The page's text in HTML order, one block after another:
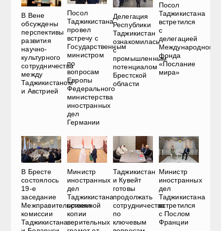
В Вене
обсуждены
перспективы
развития
научно-
культурного
сотрудничества
между
Таджикистаном
и Австрией
Посол
Таджикистана
провел
встречу с
Государственным
министром
по
вопросам
Европы
Федерального
министерства
иностранных
дел
Германии
Делегация
Республики
Таджикистан
ознакомилась
с
промышленным
потенциалом
Брестской
области
Посол
Таджикистана
встретился
с
делегацией
Международного
фонда
«Послание
мира»
В Бресте
состоялось
19-е
заседание
Межправительственной
комиссии
Таджикистана
Министр
иностранных
дел
Таджикистана
принял
копии
верительных
Таджикистан
и Кувейт
готовы
продолжать
сотрудничество
по
ключевым
Министр
иностранных
дел
Таджикистана
встретился
с Послом
Франции